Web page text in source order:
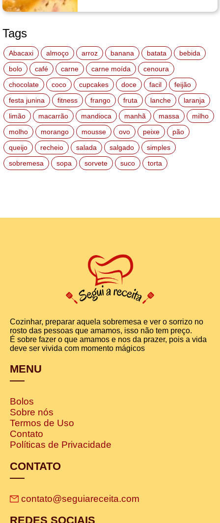
Tags
Abacaxi almoço arroz banana batata
bebida
bolo
café carne carne moída
cenoura
chocolate
coco cupcakes doce facil
feijão
festa junina
fitness frango fruta lanche
laranja
limão
macarrão mandioca manhã massa
milho
molho
morango mousse ovo peixe
pão
queijo
recheio salada salgado
simples
sobremesa
sopa sorvete suco torta
Cozinhar, preparar aquela sobremesa e ver o sorrizo no
rosto das pessoas que amamos, isso não tem preço.
É sobre fazer o que amamos e nos da prazer, pois a vida
deve ser vivida com momento mágicos
MENU
Bolos
Sobre nós
Termos de Uso
Contato
Políticas de Privacidade
CONTATO
contato@seguiareceita.com
REDES SOCIAIS